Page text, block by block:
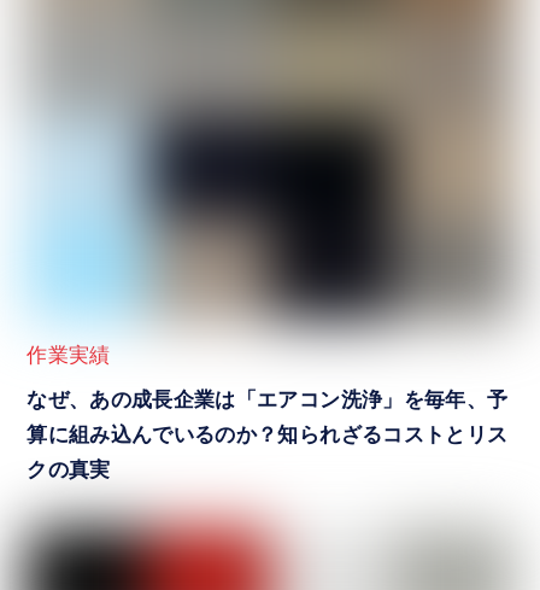
作業実績
なぜ、あの成長企業は「エアコン洗浄」を毎年、予
算に組み込んでいるのか？知られざるコストとリス
クの真実